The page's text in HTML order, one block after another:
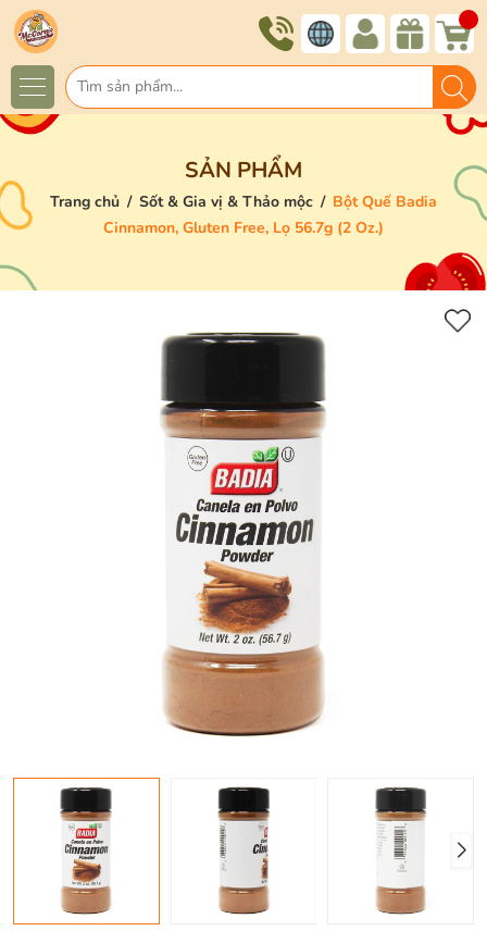
SẢN PHẨM
Trang chủ / Sốt & Gia vị & Thảo mộc / Bột Quế Badia
Cinnamon, Gluten Free, Lọ 56.7g (2 Oz.)